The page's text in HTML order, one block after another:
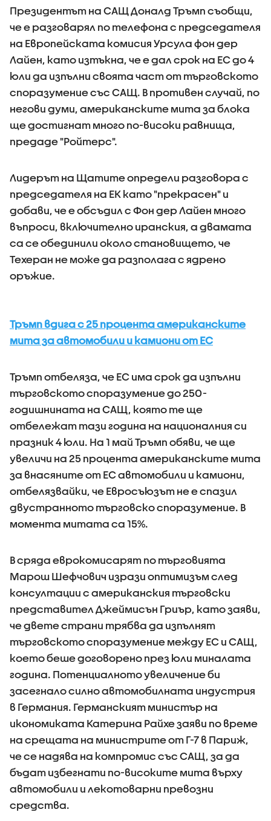
Президентът на САЩ Доналд Тръмп съобщи,
че е разговарял по телефона с председателя
на Европейската комисия Урсула фон дер
Лайен, като изтъкна, че е дал срок на ЕС до 4
юли да изпълни своята част от търговското
споразумение със САЩ. В противен случай, по
негови думи, американските мита за блока
ще достигнат много по-високи равнища,
предаде "Ройтерс".
Лидерът на Щатите определи разговора с
председателя на ЕК като "прекрасен" и
добави, че е обсъдил с Фон дер Лайен много
въпроси, включително иранския, а двамата
са се обединили около становището, че
Техеран не може да разполага с ядрено
оръжие.
Тръмп вдига с 25 процента американските
мита за автомобили и камиони от ЕС
Тръмп отбеляза, че ЕС има срок да изпълни
търговското споразумение до 250-
годишнината на САЩ, която те ще
отбележат тази година на националния си
празник 4 юли. На 1 май Тръмп обяви, че ще
увеличи на 25 процента американските мита
за внасяните от ЕС автомобили и камиони,
отбелязвайки, че Евросъюзът не е спазил
двустранното търговско споразумение. В
момента митата са 15%.
В сряда еврокомисарят по търговията
Марош Шефчович изрази оптимизъм след
консултации с американския търговски
представител Джеймисън Гриър, като заяви,
че двете страни трябва да изпълнят
търговското споразумение между ЕС и САЩ,
което беше договорено през юли миналата
година. Потенциалното увеличение би
засегнало силно автомобилната индустрия
в Германия. Германският министър на
икономиката Катерина Райхе заяви по време
на срещата на министрите от Г-7 в Париж,
че се надява на компромис със САЩ, за да
бъдат избегнати по-високите мита върху
автомобили и лекотоварни превозни
средства.